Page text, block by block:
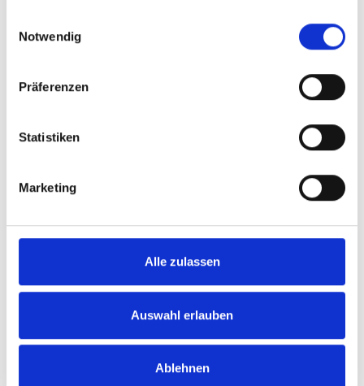
Notwendig
Präferenzen
Statistiken
Marketing
Alle zulassen
Auswahl erlauben
Ablehnen
Keine Kompromisse – nur Originalteile!
Verlängerung des Produktlebens ist ein Baustein
unseres Konzeptes zur Nachhaltigkeit.
Zum Ersatzteile-Shop
Vergleich ausgewählter